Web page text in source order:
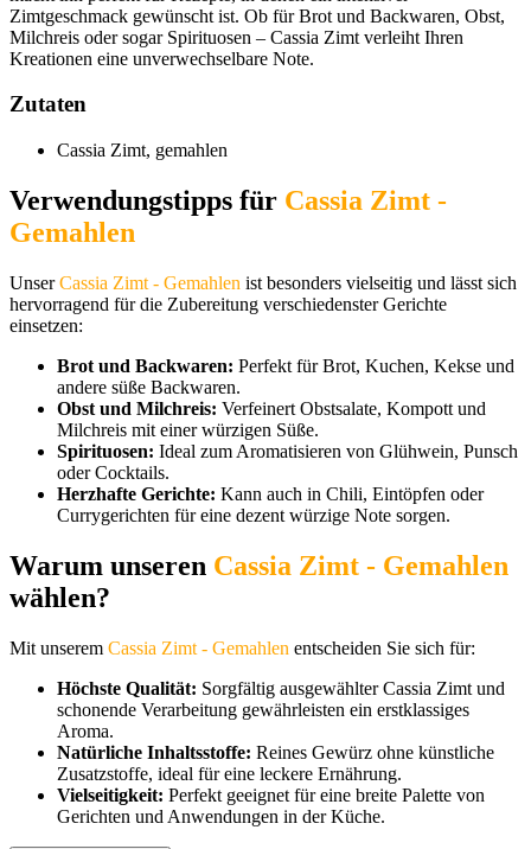
Zimtgeschmack gewünscht ist. Ob für Brot und Backwaren, Obst,
Milchreis oder sogar Spirituosen – Cassia Zimt verleiht Ihren
Kreationen eine unverwechselbare Note.
Zutaten
Cassia Zimt, gemahlen
Verwendungstipps für Cassia Zimt -
Gemahlen
UnserCassia Zimt - Gemahlen ist besonders vielseitig und lässt sich
hervorragend für die Zubereitung verschiedenster Gerichte
einsetzen:
Brot und Backwaren: Perfekt für Brot, Kuchen, Kekse und
andere süße Backwaren.
Obst und Milchreis: Verfeinert Obstsalate, Kompott und
Milchreis mit einer würzigen Süße.
Spirituosen: Ideal zum Aromatisieren von Glühwein, Punsch
oder Cocktails.
Herzhafte Gerichte: Kann auch in Chili, Eintöpfen oder
Currygerichten für eine dezent würzige Note sorgen.
Warum unseren Cassia Zimt - Gemahlen
wählen?
Mit unserem Cassia Zimt - Gemahlen entscheiden Sie sich für:
Höchste Qualität: Sorgfältig ausgewählter Cassia Zimt und
schonende Verarbeitung gewährleisten ein erstklassiges
Aroma.
Natürliche Inhaltsstoffe: Reines Gewürz ohne künstliche
Zusatzstoffe, ideal für eine leckere Ernährung.
Vielseitigkeit: Perfekt geeignet für eine breite Palette von
Gerichten und Anwendungen in der Küche.